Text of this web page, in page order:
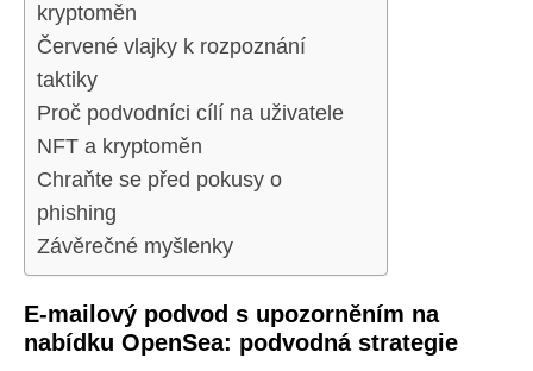
kryptoměn
Červené vlajky k rozpoznání
taktiky
Proč podvodníci cílí na uživatele
NFT a kryptoměn
Chraňte se před pokusy o
phishing
Závěrečné myšlenky
E-mailový podvod s upozorněním na
nabídku OpenSea: podvodná strategie